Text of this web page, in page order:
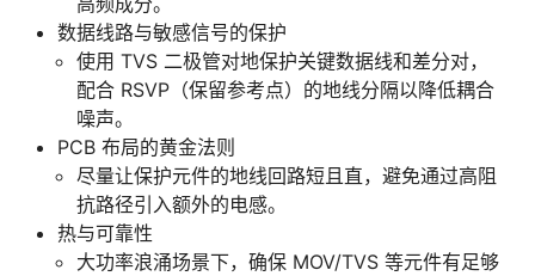
数据线路与敏感信号的保护
使用 TVS 二极管对地保护关键数据线和差分对，
配合 RSVP（保留参考点）的地线分隔以降低耦合
噪声。
PCB 布局的黄金法则
尽量让保护元件的地线回路短且直，避免通过高阻
抗路径引入额外的电感。
热与可靠性
大功率浪涌场景下，确保 MOV/TVS 等元件有足够